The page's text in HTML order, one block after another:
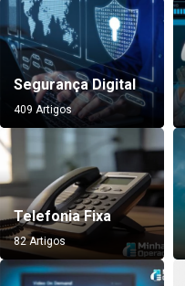
Segurança Digital
409 Artigos
Telefonia Fixa
82 Artigos